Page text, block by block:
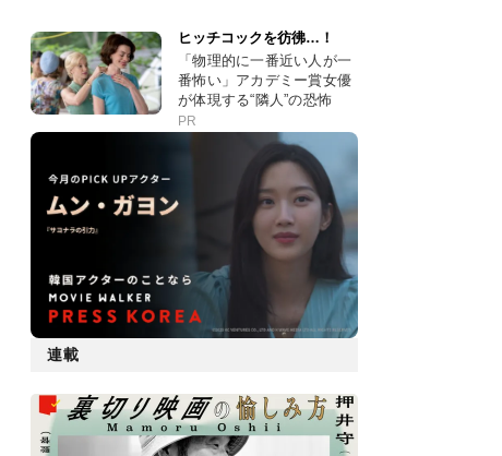
ヒッチコックを彷彿…！
「物理的に一番近い人が一
番怖い」アカデミー賞女優
が体現する“隣人”の恐怖
PR
連載